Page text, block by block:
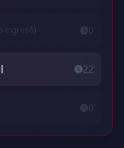
ingresó) 0'
22'
0'